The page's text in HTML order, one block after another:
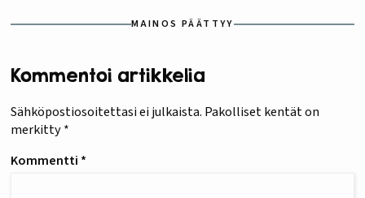
MAINOS PÄÄTTYY
Kommentoi artikkelia
Sähköpostiosoitettasi ei julkaista. Pakolliset kentät on
merkitty*
Kommentti *